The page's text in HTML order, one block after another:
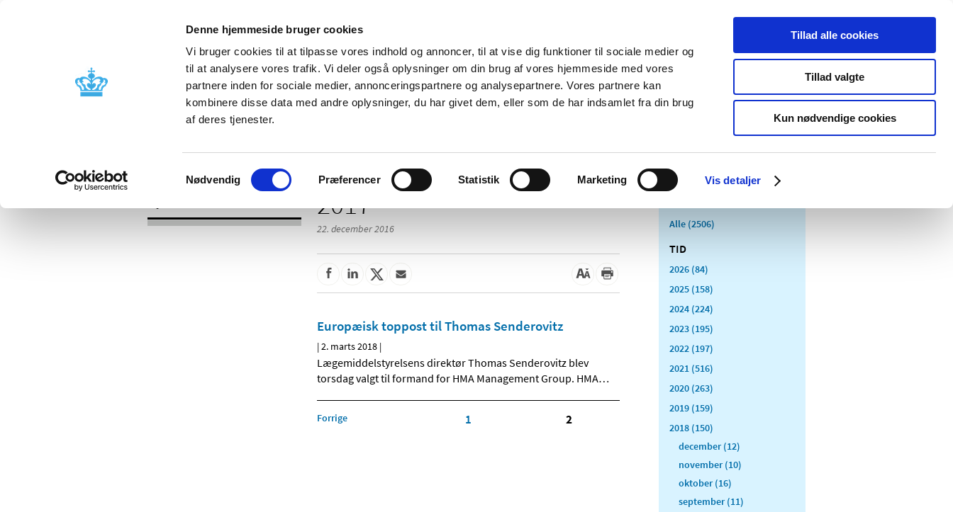
Denne hjemmeside bruger cookies
Vi bruger cookies til at tilpasse vores indhold og annoncer, til at vise dig funktioner til sociale medier og
til at analysere vores trafik. Vi deler også oplysninger om din brug af vores hjemmeside med vores
partnere inden for sociale medier, annonceringspartnere og analysepartnere. Vores partnere kan
kombinere disse data med andre oplysninger, du har givet dem, eller som de har indsamlet fra din brug
af deres tjenester.
Samtykkevalg
Nødvendig Præferencer Statistik Marketing Vis detaljer
Tillad alle cookies
Tillad valgte
Kun nødvendige cookies
Nyheder Om os Kontakt Udgivelser
Godkendelse og
Bivirkninger og
produktinformation
Tilskud og
Apoteker og salg af
Medicinsk
Særlige
produktområder
2017
22. december 2016
Europæisk toppost til Thomas Senderovitz
|2. marts 2018 |
Lægemiddelstyrelsens direktør Thomas Senderovitz blev
torsdag valgt til formand for HMA Management Group. HMA…
Forrige 1 2
Alle (2506)
TID
2026 (84)
2025 (158)
2024 (224)
2023 (195)
2022 (197)
2021 (516)
2020 (263)
2019 (159)
2018 (150)
december (12)
november (10)
oktober (16)
september (11)